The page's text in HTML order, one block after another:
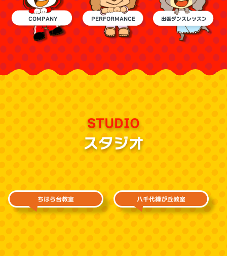
COMPANY PERFORMANCE 出張ダンスレッスン
STUDIO
スタジオ
ちはら台教室 八千代緑が丘教室